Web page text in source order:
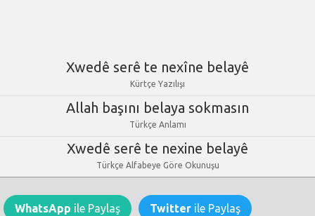
Xwedê serê te nexîne belayê
Kürtçe Yazılışı
Allah başını belaya sokmasın
Türkçe Anlamı
Xwedê serê te nexine belayê
Türkçe Alfabeye Göre Okunuşu
WhatsApp ile Paylaş Twitter ile Paylaş